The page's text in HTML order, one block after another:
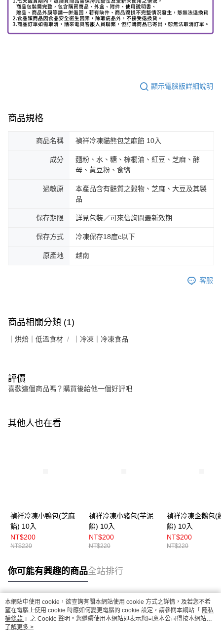
顯示電腦版詳細說明
商品規格
商品名稱 禎祥冷凍貓熊包芝麻餡 10入
成分
麵粉、水、糖、棕櫚油、紅豆、芝麻、酵
母、黃豆粉、食鹽
過敏原
本產品含有麩質之穀物、芝麻、大豆及其製
品
保存期限 詳見包裝／可來信詢問最新效期
保存方式 冷凍保存18度c以下
原產地 越南
客服
商品相關分類 (1)
｜烘焙｜低溫食材 ｜冷凍｜冷凍食品
評價
喜歡這個商品嗎？購買後給他一個好評吧
其他人也在看
禎祥冷凍小鴨包(芝麻
餡) 10入
NT$200
NT$220
禎祥冷凍小豬包(芋泥
餡) 10入
NT$200
NT$220
禎祥冷凍企鵝包(
餡) 10入
NT$200
NT$220
你可能有興趣的商品全站排行
熱門標籤
本網站中使用 cookie，欲查詢有關本網站使用 cookie 方式之詳情，及若您不希
望在電腦上使用 cookie 時應如何變更電腦的 cookie 設定，請參閱本網站「 隱私
權條款 」之 Cookie 聲明。您繼續使用本網站即表示您同意本公司得按本網站使
用條款之 Cookie 聲明使用 cookie。
了解更多 >